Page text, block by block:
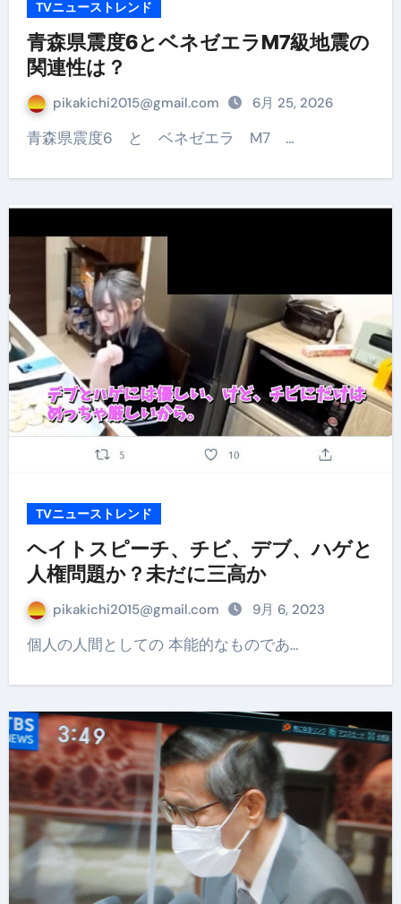
TVニューストレンド
青森県震度6とベネゼエラM7級地震の
関連性は？
pikakichi2015@gmail.com 6月 25, 2026
青森県震度6 と ベネゼエラ M7 …
TVニューストレンド
ヘイトスピーチ、チビ、デブ、ハゲと
人権問題か？未だに三高か
pikakichi2015@gmail.com 9月 6, 2023
個人の人間としての 本能的なものであ…